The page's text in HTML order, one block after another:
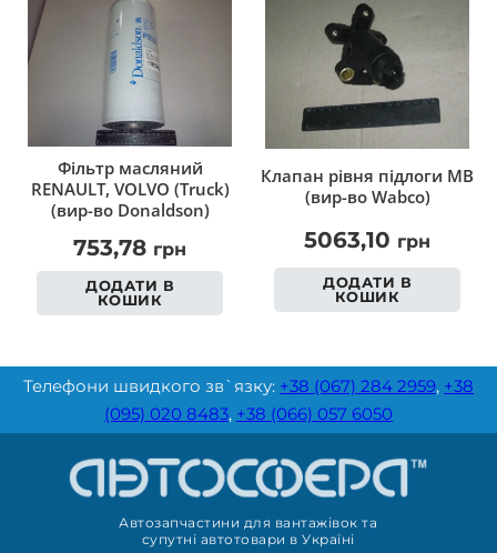
Фільтр масляний
RENAULT, VOLVO (Truck)
(вир-во Donaldson)
753,78 грн
ДОДАТИ В
КОШИК
Клапан рівня підлоги MB
(вир-во Wabco)
5063,10 грн
ДОДАТИ В
КОШИК
Телефони швидкого зв`язку: +38 (067) 284 2959, +38
(095) 020 8483, +38 (066) 057 6050
Автозапчастини для вантажівок та
супутні автотовари в Україні